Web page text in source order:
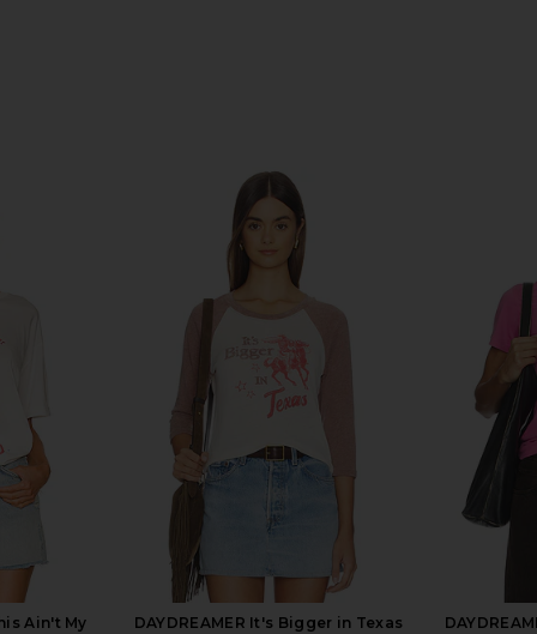
Ain't My
DAYDREAMER It's Bigger in Texas